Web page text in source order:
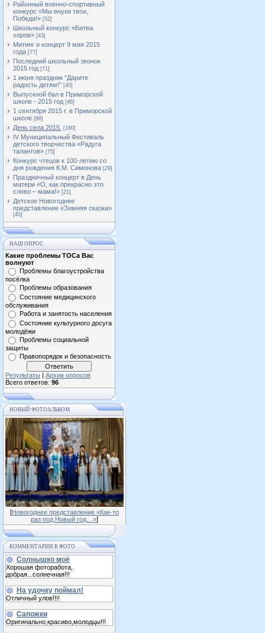
Районный военно-спортивный
конкурс «Мы внуки твои,
Победа!» [52]
Школьный конкурс «Битва
хоров» [43]
Митинг и концерт 9 мая 2015
года [77]
Последний школьный звонок
2015 год [71]
1 июня праздник "Дарите
радость детям!" [40]
Выпускной бал в Приморской
школе - 2015 год [46]
1 сентября 2015 г. в Приморской
школе [86]
День села 2015. [160]
IV Муниципальный Фестиваль
детского творчества «Радуга
талантов» [75]
Конкурс чтецов к 100-летию со
дня рождения К.М. Симонова [29]
Праздничный концерт в День
матери «О, как прекрасно это
слово – мама!» [21]
Детское Новогоднее
представление «Зимняя сказка»
[40]
НАШ ОПРОС
Какие проблемы ТОСа Вас
волнуют
Проблемы благоустройства
посёлка
Проблемы образования
Состояние медицинского
обслуживания
Работа и занятость населения
Состояние культурного досуга
молодёжи
Проблемы социальной
защиты
Правопорядок и безопасность
Результаты | Архив опросов
Всего ответов: 96
НОВЫЙ ФОТОАЛЬБОМ
[Новогоднее представление «Как-то
раз под Новый год…»]
КОММЕНТАРИИ К ФОТО
Солнышко моё
Хорошая фоторабота,
добрая...солнечная!!!
На удочку поймал!
Отличный улов!!!!
Сапожки
Оригинально,красиво,молодцы!!!